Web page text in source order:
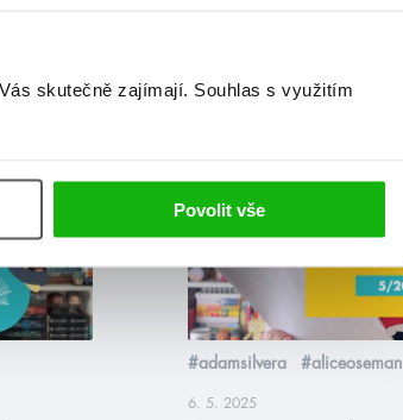
skutečně zajímají. Souhlas s využitím
Povolit vše
#adamsilvera #aliceoseman
6. 5. 2025